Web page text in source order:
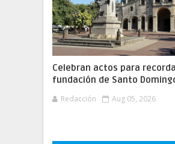
Celebran actos para
fundación de Santo
Redacción Aug 05, 2026